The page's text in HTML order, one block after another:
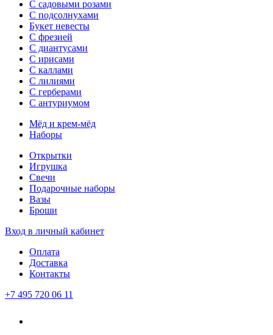
С садовыми розами
С подсолнухами
Букет невесты
С фрезией
С диантусами
С ирисами
С каллами
C лилиями
С герберами
С антуриумом
Мёд и крем-мёд
Наборы
Открытки
Игрушка
Свечи
Подарочные наборы
Вазы
Броши
Вход в личный кабинет
Оплата
Доставка
Контакты
+7 495 720 06 11